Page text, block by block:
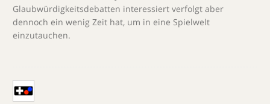
Glaubwürdigkeitsdebatten interessiert verfolgt aber
dennoch ein wenig Zeit hat, um in eine Spielwelt
einzutauchen.